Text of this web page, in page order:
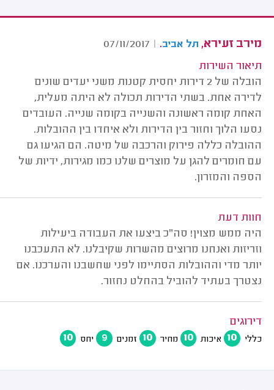
מירב זעירא, תל אביב.
|
07/11/2017
תיאור השירות
הובלה של 2 דירות יחסית קטנות משני יעדים שונים
לדירה אחת. בשתי הדירות תכולה לא היתה מעלית,
האחת קומה ראשונה והשנייה בקומה שנייה. העובדים
נסעו הלוך וחזור בין הדירות ולא איחדו בין ההובלות.
ההובלה כללה פירוק והרכבה של מיטה. הם הגיעו גם
עם חומרים להגן על מוצרים שלנו כמו מגירות, ידיות של
הספה והמזרון.
חוות דעת
היה ממש מצוין! סה"כ ביצעו את העבודה ביעילות
וזריזות ואנחנו מרוצים מהשרות שקיבלנו. לא התעכבנו
יותר מדי וההובלות הסתיימו לפני שחשבנו והערכנו. אם
נצטרך בעתיד להוביל בהחלט נחזור.
דירוגים
כללי 10 איכות 10 מחיר 10 זמנים 9 יחס 10